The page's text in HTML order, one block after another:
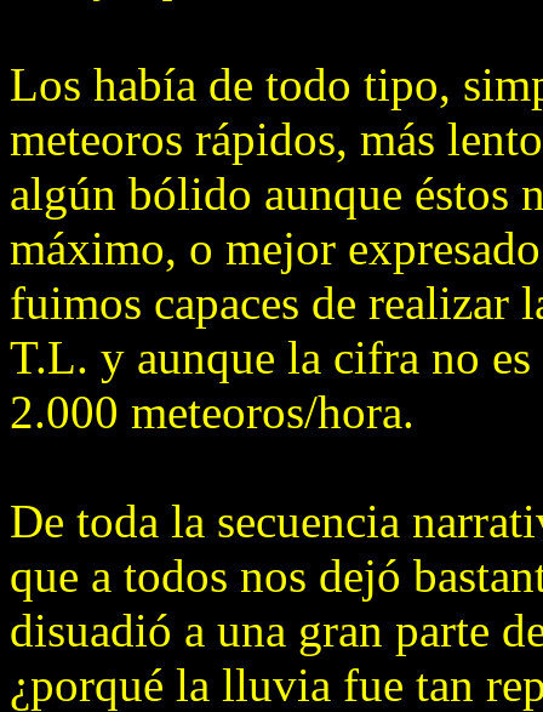
Los había de todo tipo,
meteoros rápidos, más
algún bólido aunque éstos
máximo, o mejor
fuimos capaces de realizar
T.L. y aunque la cifra no es
2.000 meteoros/hora.
De toda la secuencia
que a todos nos dejó
disuadió a una gran parte
¿porqué la lluvia fue tan